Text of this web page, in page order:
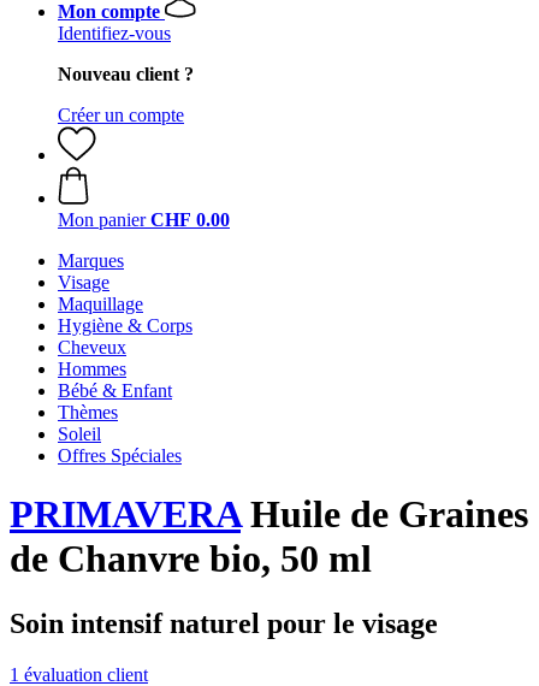
Mon compte
Identifiez-vous
Nouveau client ?
Créer un compte
Mon panier CHF 0.00
Marques
Visage
Maquillage
Hygiène & Corps
Cheveux
Hommes
Bébé & Enfant
Thèmes
Soleil
Offres Spéciales
PRIMAVERAHuile de Graines
de Chanvre bio, 50 ml
Soin intensif naturel pour le visage
1 évaluation client